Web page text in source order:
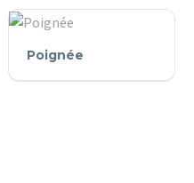
Poignée